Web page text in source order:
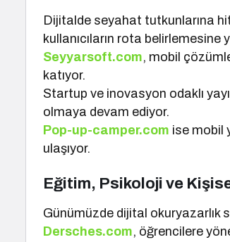
Dijitalde seyahat tutkunlarına
kullanıcıların rota belirlemesine
Seyyarsoft.com, mobil
katıyor.
Startup ve inovasyon odaklı
olmaya devam ediyor.
Pop-up-camper.com ise mobil
ulaşıyor.
Eğitim, Psikoloji ve
Günümüzde dijital okuryazarlık
Dersches.com, öğrencilere